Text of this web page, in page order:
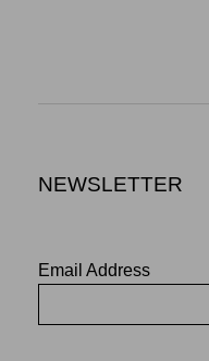
NEWSLETTER
Email Address